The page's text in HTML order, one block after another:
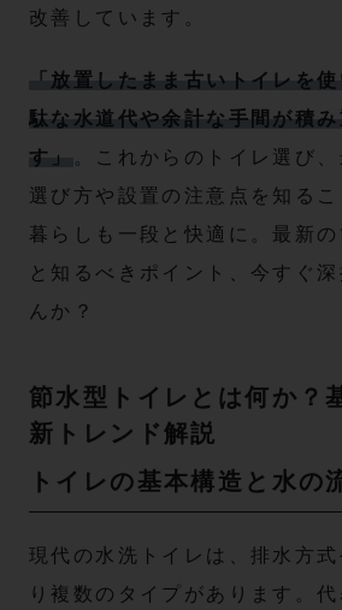
改善しています。
「放置したまま古いトイレを
駄な水道代や余計な手間が積み
す」
。これからのトイレ選び
選び方や設置の注意点を知る
暮らしも一段と快適に。最新の
と知るべきポイント、今すぐ
んか？
節水型トイレとは何か？
新トレンド解説
トイレの基本構造と水の
現代の水洗トイレは、排水方式
り複数のタイプがあります。